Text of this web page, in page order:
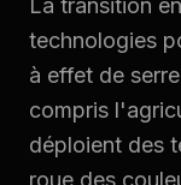
La transition
technologies
à effet de
compris
déploient des
roue des